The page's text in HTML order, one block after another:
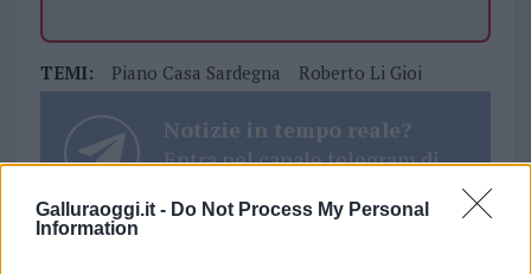
Galluraoggi.it - Do Not Process My Personal
Information
TEMI: Piano Casa Sardegna Roberto Li Gioi
Notizie in tempo reale?
Entra nel canale telegram di